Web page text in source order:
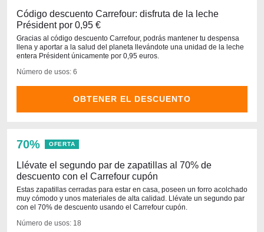
Código descuento Carrefour: disfruta de la leche
Président por 0,95 €
Gracias al código descuento Carrefour, podrás mantener tu despensa
llena y aportar a la salud del planeta llevándote una unidad de la leche
entera Président únicamente por 0,95 euros.
Número de usos: 6
OBTENER EL DESCUENTO
70% OFERTA
Llévate el segundo par de zapatillas al 70% de
descuento con el Carrefour cupón
Estas zapatillas cerradas para estar en casa, poseen un forro acolchado
muy cómodo y unos materiales de alta calidad. Llévate un segundo par
con el 70% de descuento usando el Carrefour cupón.
Número de usos: 18